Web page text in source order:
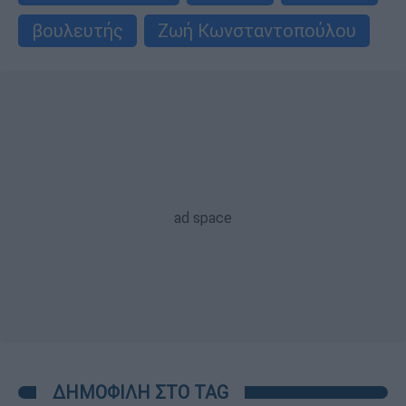
βουλευτής
Ζωή Κωνσταντοπούλου
ΔΗΜΟΦΙΛΗ ΣΤΟ TAG